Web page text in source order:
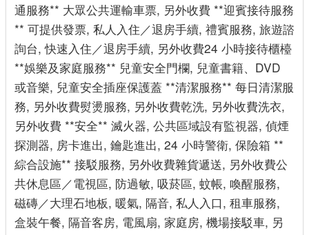
通服務** 大眾公共運輸車票, 另外收費 **迎賓接待服務
** 可提供發票, 私人入住／退房手續, 禮賓服務, 旅遊諮
詢台, 快速入住／退房手續, 另外收費24 小時接待櫃檯
**娛樂及家庭服務** 兒童安全門欄, 兒童書籍、DVD
或音樂, 兒童安全插座保護蓋 **清潔服務** 每日清潔服
務, 另外收費熨燙服務, 另外收費乾洗, 另外收費洗衣,
另外收費 **安全** 滅火器, 公共區域設有監視器, 偵煙
探測器, 房卡進出, 鑰匙進出, 24 小時警衛, 保險箱 **
綜合設施** 接駁服務, 另外收費雜貨遞送, 另外收費公
共休息區／電視區, 防過敏, 吸菸區, 蚊帳, 喚醒服務,
磁磚／大理石地板, 暖氣, 隔音, 私人入口, 租車服務,
盒裝午餐, 隔音客房, 電風扇, 家庭房, 機場接駁車, 另